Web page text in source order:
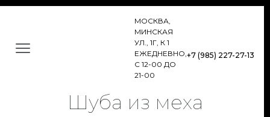
МОСКВА,
МИНСКАЯ
УЛ., 1Г, К 1
ЕЖЕДНЕВНО,
С 12-00 ДО
21-00
+7 (985) 227-27-13
Шуба из меха